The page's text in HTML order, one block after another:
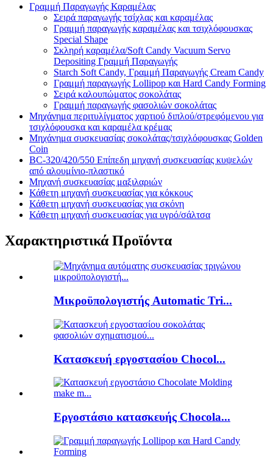
Γραμμή Παραγωγής Καραμέλας
Σειρά παραγωγής τσίχλας και καραμέλας
Γραμμή παραγωγής καραμέλας και τσιχλόφουσκας
Special Shape
Σκληρή καραμέλα/Soft Candy Vacuum Servo
Depositing Γραμμή Παραγωγής
Starch Soft Candy, Γραμμή Παραγωγής Cream Candy
Γραμμή παραγωγής Lollipop και Hard Candy Forming
Σειρά καλουπώματος σοκολάτας
Γραμμή παραγωγής φασολιών σοκολάτας
Μηχάνημα περιτυλίγματος χαρτιού διπλού/στρεφόμενου για
τσιχλόφουσκα και καραμέλα κρέμας
Μηχάνημα συσκευασίας σοκολάτας/τσιχλόφουσκας Golden
Coin
BC-320/420/550 Επίπεδη μηχανή συσκευασίας κυψελών
από αλουμίνιο-πλαστικό
Μηχανή συσκευασίας μαξιλαριών
Κάθετη μηχανή συσκευασίας για κόκκους
Κάθετη μηχανή συσκευασίας για σκόνη
Κάθετη μηχανή συσκευασίας για υγρό/σάλτσα
Χαρακτηριστικά Προϊόντα
Μικροϋπολογιστής Automatic Tri...
Κατασκευή εργοστασίου Chocol...
Εργοστάσιο κατασκευής Chocola...